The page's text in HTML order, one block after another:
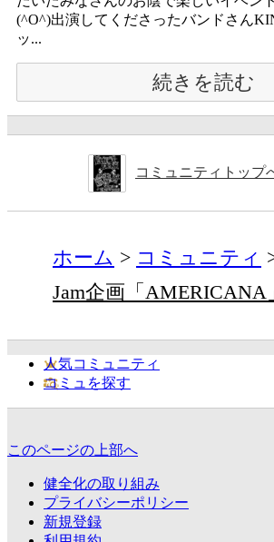
(^O^)出演してくださったバンドさん
ッ...
続きを読む
コミュニティトップ
ホーム コミュニティ
Jam企画「AMERICANA
人気コミュニティ
コミュを探す
このページの上部へ
健全化の取り組み
プライバシーポリシー
新規登録